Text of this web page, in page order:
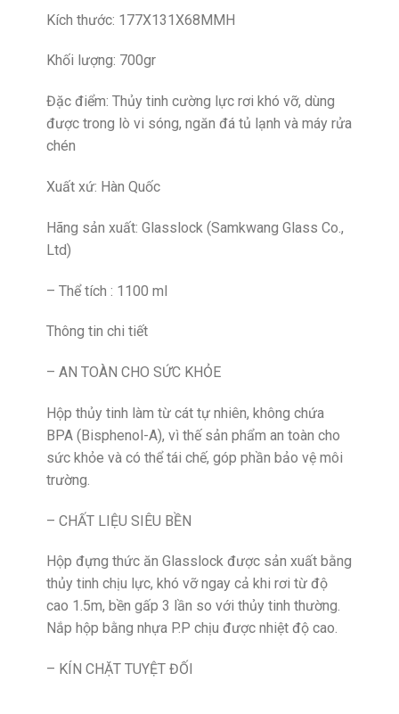
Kích thước: 177X131X68MMH
Khối lượng: 700gr
Đặc điểm: Thủy tinh cường lực rơi khó vỡ, dùng
được trong lò vi sóng, ngăn đá tủ lạnh và máy rửa
chén
Xuất xứ: Hàn Quốc
Hãng sản xuất: Glasslock (Samkwang Glass Co.,
Ltd)
– Thể tích : 1100 ml
Thông tin chi tiết
– AN TOÀN CHO SỨC KHỎE
Hộp thủy tinh làm từ cát tự nhiên, không chứa
BPA (Bisphenol-A), vì thế sản phẩm an toàn cho
sức khỏe và có thể tái chế, góp phần bảo vệ môi
trường.
– CHẤT LIỆU SIÊU BỀN
Hộp đựng thức ăn Glasslock được sản xuất bằng
thủy tinh chịu lực, khó vỡ ngay cả khi rơi từ độ
cao 1.5m, bền gấp 3 lần so với thủy tinh thường.
Nắp hộp bằng nhựa P.P chịu được nhiệt độ cao.
– KÍN CHẶT TUYỆT ĐỐI